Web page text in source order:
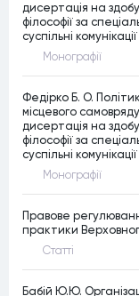
дисертація на
філософії за
суспільні
Монографiї
Федірко Б. О.
місцевого
дисертація на
філософії за
суспільні
Монографiї
Правове
практики
Статтi
Бабій Ю.Ю.